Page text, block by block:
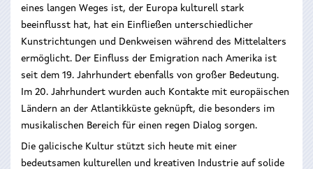
eines langen Weges ist, der Europa kulturell stark
beeinflusst hat, hat ein Einfließen unterschiedlicher
Kunstrichtungen und Denkweisen während des Mittelalters
ermöglicht. Der Einfluss der Emigration nach Amerika ist
seit dem 19. Jahrhundert ebenfalls von großer Bedeutung.
Im 20. Jahrhundert wurden auch Kontakte mit europäischen
Ländern an der Atlantikküste geknüpft, die besonders im
musikalischen Bereich für einen regen Dialog sorgen.
Die galicische Kultur stützt sich heute mit einer
bedeutsamen kulturellen und kreativen Industrie auf solide